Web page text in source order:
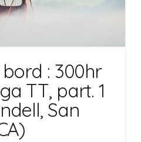
: 300hr
TT, part. 1
San